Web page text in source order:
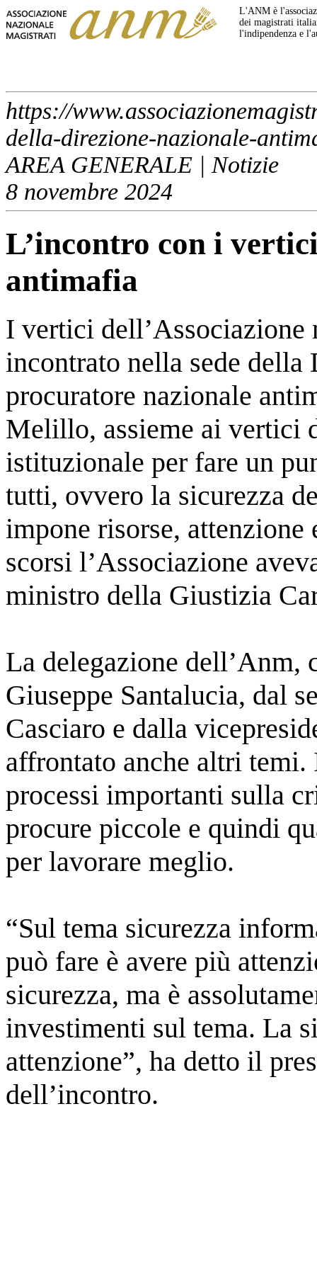
L'ANM è
dei magistrati
l'indipendenza e
https://
della-direzione-nazionale-
AREA GENERALE | Notizie
8 novembre 2024
L’incontro con i
antimafia
I vertici dell’Associazione
incontrato nella sede
procuratore nazionale
Melillo, assieme ai vertici
istituzionale per fare un
tutti, ovvero la sicurezza
impone risorse,
scorsi l’Associazione
ministro della Giustizia
La delegazione dell’Anm,
Giuseppe Santalucia, dal
Casciaro e dalla
affrontato anche altri
processi importanti sulla
procure piccole e quindi
per lavorare meglio.
“Sul tema sicurezza
può fare è avere più
sicurezza, ma è
investimenti sul tema. La
attenzione”, ha detto il
dell’incontro.